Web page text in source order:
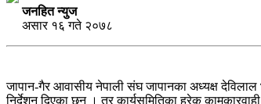
जनहित न्युज
असार १६ गते २०७८
जापान-गैर आवासीय नेपाली संघ जापानका अध्यक्ष देविलाल
निर्देशन दिएका छन । तर कार्यसमितिका हरेक